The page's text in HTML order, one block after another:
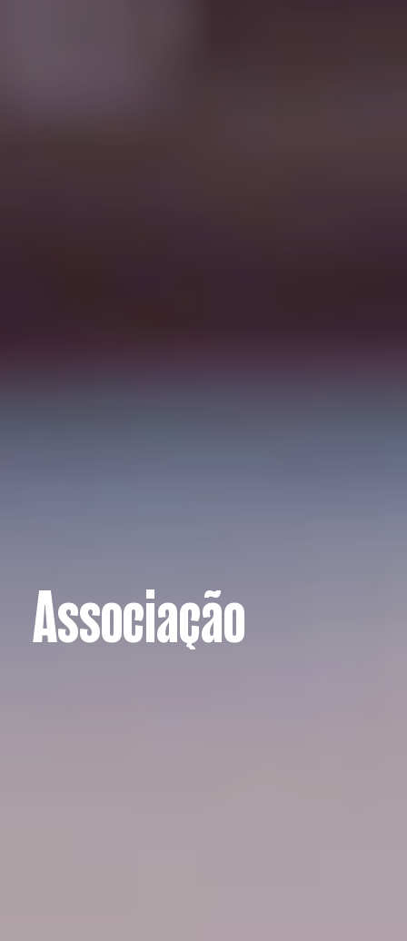
Associação